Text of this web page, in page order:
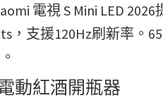
電視 S Mini LED
，支援120Hz刷新率。
動紅酒開瓶器